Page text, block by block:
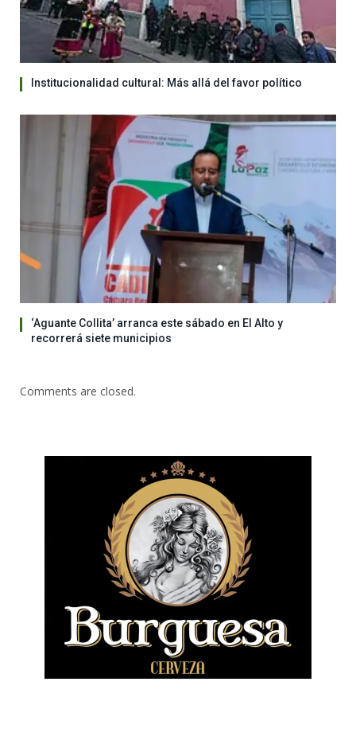
Institucionalidad cultural: Más allá del favor político
‘Aguante Collita’ arranca este sábado en El Alto y
recorrerá siete municipios
Comments are closed.